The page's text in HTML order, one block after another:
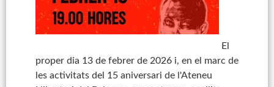
El
proper dia 13 de febrer de 2026 i, en el marc de
les activitats del 15 aniversari de l'Ateneu